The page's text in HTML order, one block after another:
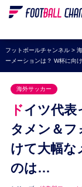
WEリー
海外サッ
プレミ
ラ・リー
セリエA
ブンデス
UEFA
ナショナル
フットボールチャンネル>
ーメーションは？ W杯に向
海外サッカー
ドイツ代表って誰がいるの？ 現在のス
タメン＆フ
けて大幅な
のは…